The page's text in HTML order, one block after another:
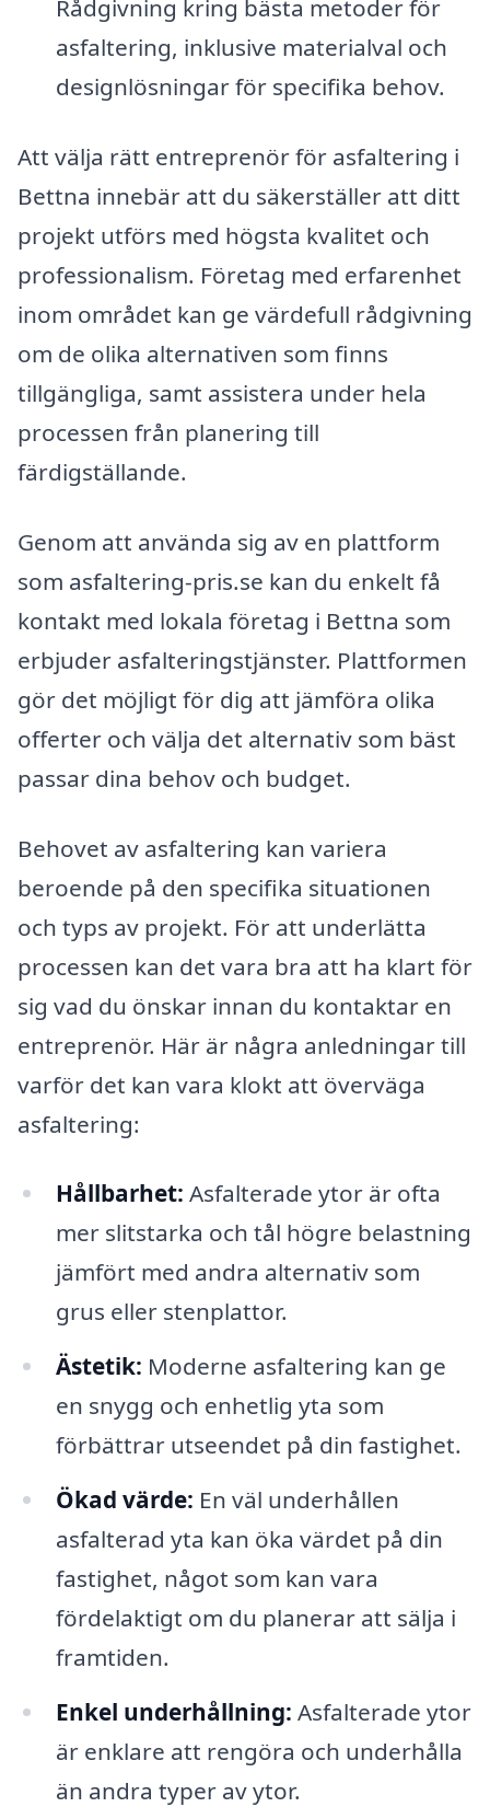
Rådgivning kring bästa metoder för
asfaltering, inklusive materialval och
designlösningar för specifika behov.
Att välja rätt entreprenör för asfaltering i
Bettna innebär att du säkerställer att ditt
projekt utförs med högsta kvalitet och
professionalism. Företag med erfarenhet
inom området kan ge värdefull rådgivning
om de olika alternativen som finns
tillgängliga, samt assistera under hela
processen från planering till
färdigställande.
Genom att använda sig av en plattform
som asfaltering-pris.se kan du enkelt få
kontakt med lokala företag i Bettna som
erbjuder asfalteringstjänster. Plattformen
gör det möjligt för dig att jämföra olika
offerter och välja det alternativ som bäst
passar dina behov och budget.
Behovet av asfaltering kan variera
beroende på den specifika situationen
och typs av projekt. För att underlätta
processen kan det vara bra att ha klart för
sig vad du önskar innan du kontaktar en
entreprenör. Här är några anledningar till
varför det kan vara klokt att överväga
asfaltering:
Hållbarhet: Asfalterade ytor är ofta
mer slitstarka och tål högre belastning
jämfört med andra alternativ som
grus eller stenplattor.
Ästetik: Moderne asfaltering kan ge
en snygg och enhetlig yta som
förbättrar utseendet på din fastighet.
Ökad värde: En väl underhållen
asfalterad yta kan öka värdet på din
fastighet, något som kan vara
fördelaktigt om du planerar att sälja i
framtiden.
Enkel underhållning: Asfalterade ytor
är enklare att rengöra och underhålla
än andra typer av ytor.